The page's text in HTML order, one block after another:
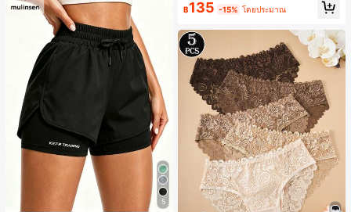
5
มียม, ลำลองอเนกประสงค์, สวมใส่ประ
เสื้อผ้ากลางแจ้ง
฿135 -15% โดยประมาณ